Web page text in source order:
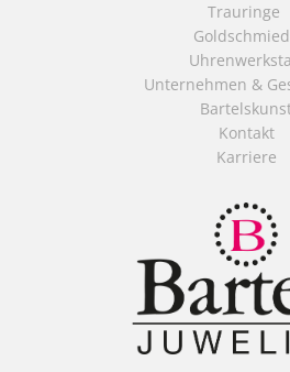
Trauringe
Unternehmen &
Kontakt
Karriere